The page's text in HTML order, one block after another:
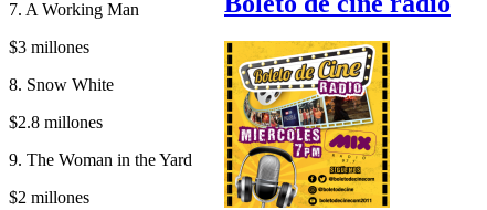
7. A Working Man
$3 millones
8. Snow White
$2.8 millones
9. The Woman in the Yard
$2 millones